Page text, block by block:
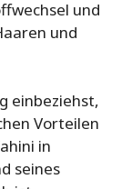
und
und
einbeziehst,
Vorteilen
in
seines